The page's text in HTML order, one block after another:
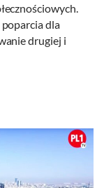
poparcia dla
drugiej i